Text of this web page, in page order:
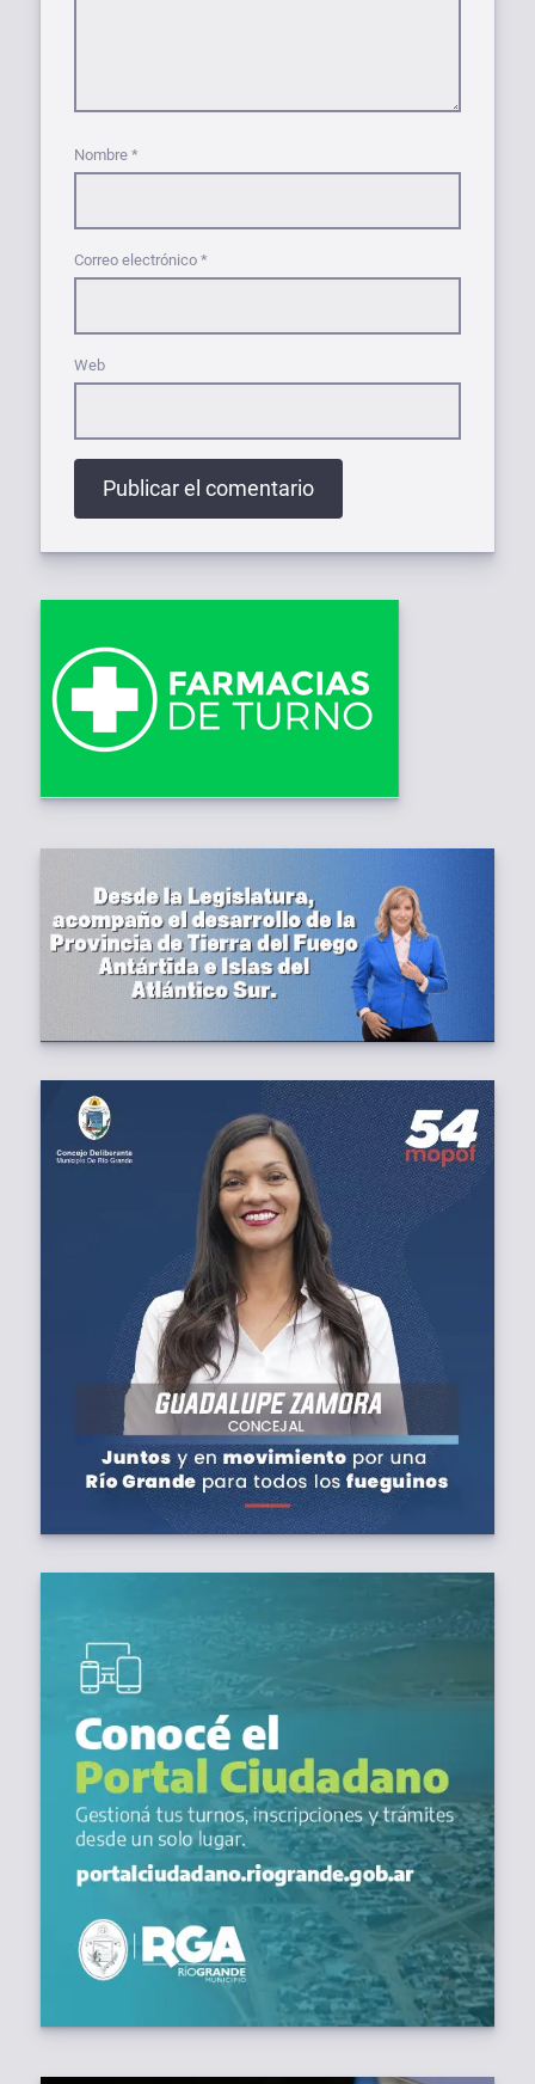
Nombre *
Correo electrónico *
Web